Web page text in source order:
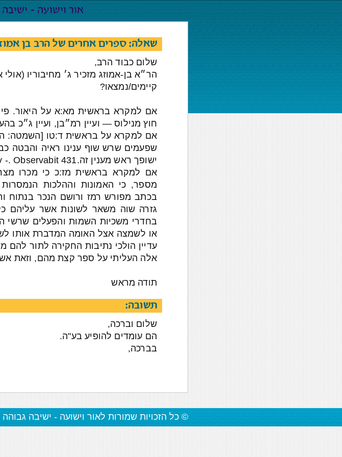
שאלה: ספרים אחרים של הרב בן
שלום כבוד הרב,
הר״א בן-אמוזג מזכיר ג׳ מחיבוריו
קיימים/נמצאו?
אם למקרא בראשית מא:א על היאור.
חוץ מנילוס — ועיין רמ״בן, ועיין ג״כ
אם למקרא על בראשית ד:טו [השמטה:
שפעמים שרש שוף ענינו ראיה והבטה
ישופך ראש מענין זה.431 Genese surla Explication. v -. Observabit]
אם למקרא בראשית מז:כ כי מכרו
מספר, כי האמונות וההלכות
בכתב מפורש רמז ורושם הנכר בנתוח
גזרה שוה משאר לשונות אשר עליהם
בחדרי משכיות השמות והפעלים שרשי
או לשמצה אצל האומה המדברת אותו
עדיין הולכי נתיבות החקירה לתור להם
אלה העליתי על ספר קצת מהם, וזאת
תודה מראש
תשובה:
שלום וברכה,
הם עומדים להופיע בע"ה.
בברכה,
© כל הזכויות שמורות לאור וישועה - ישיבה